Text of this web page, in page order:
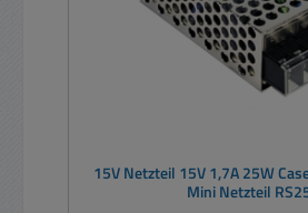
15V Netzteil 15V 1,7A 25W
Mini Netzteil